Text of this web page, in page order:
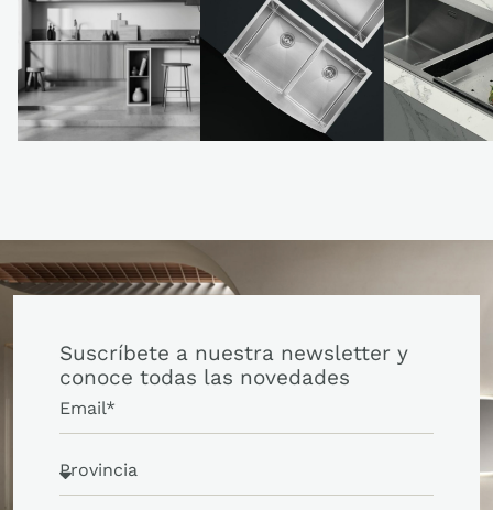
Suscríbete a nuestra newsletter y
conoce todas las novedades